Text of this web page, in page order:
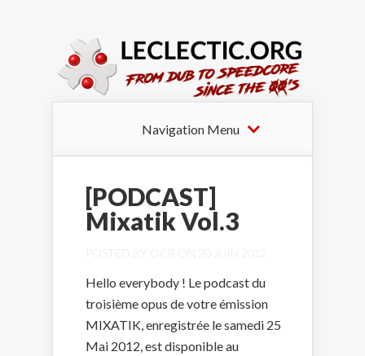
Navigation Menu
[PODCAST]
Mixatik Vol.3
POSTED BY OCB
Hello everybody ! Le podcast du
troisième opus de votre émission
MIXATIK, enregistrée le samedi 25
Mai 2012, est disponible au